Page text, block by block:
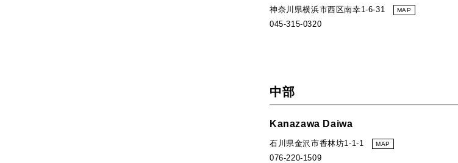
神奈川県横浜市西区南幸1-6-31 MAP
045-315-0320
中部
Kanazawa Daiwa
石川県金沢市香林坊1-1-1 MAP
076-220-1509